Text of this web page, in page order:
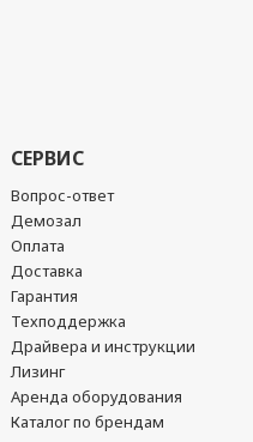
СЕРВИС
Вопрос-ответ
Демозал
Оплата
Доставка
Гарантия
Техподдержка
Драйвера и инструкции
Лизинг
Аренда оборудования
Каталог по брендам